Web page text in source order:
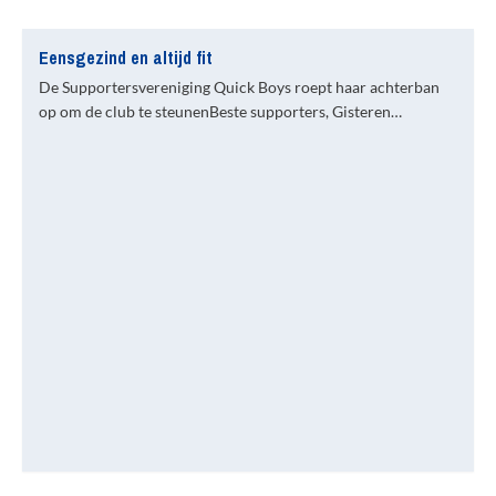
Eensgezind en altijd fit
De Supportersvereniging Quick Boys roept haar achterban
op om de club te steunenBeste supporters, Gisteren…